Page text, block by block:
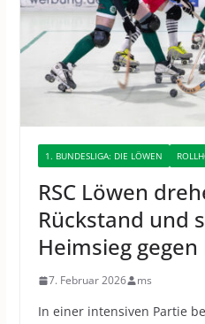
1. BUNDESLIGA: DIE LÖWEN
RSC Löwen
Rückstand und
Heimsieg
7. Februar 2026 ms
In einer intensiven Partie